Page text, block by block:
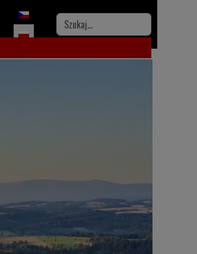
Wybierz swój język
Szukaj